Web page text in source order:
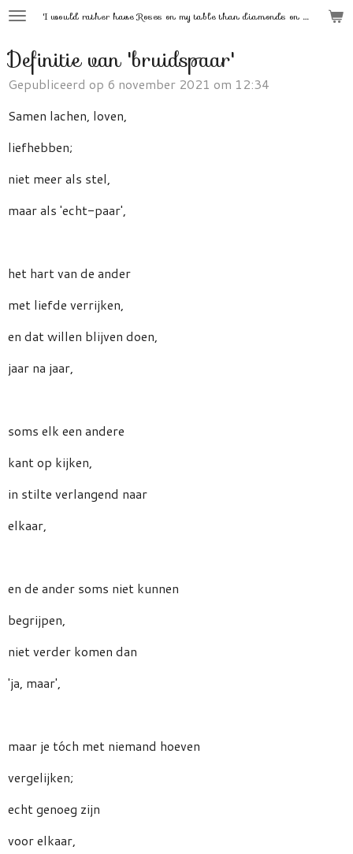
Ga
naar
hoofdinhoud
'
I would rather have Roses on my table than diamonds on my neck.'
Definitie van 'bruidspaar'
Gepubliceerd op 6 november 2021 om 12:34
Samen lachen, loven,
liefhebben;
niet meer als stel,
maar als 'echt-paar',
het hart van de ander
met liefde verrijken,
en dat willen blijven doen,
jaar na jaar,
soms elk een andere
kant op kijken,
in stilte verlangend naar
elkaar,
en de ander soms niet kunnen
begrijpen,
niet verder komen dan
'ja, maar',
maar je tóch met niemand hoeven
vergelijken;
echt genoeg zijn
voor elkaar,